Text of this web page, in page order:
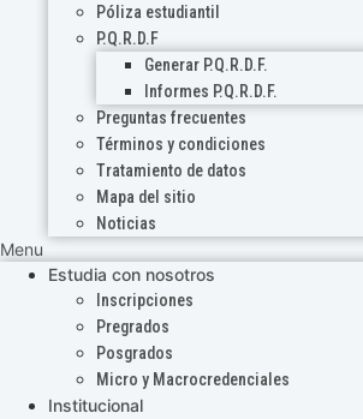
Póliza estudiantil
P.Q.R.D.F
Generar P.Q.R.D.F.
Informes P.Q.R.D.F.
Preguntas frecuentes
Términos y condiciones
Tratamiento de datos
Mapa del sitio
Noticias
Menu
Estudia con nosotros
Inscripciones
Pregrados
Posgrados
Micro y Macrocredenciales
Institucional